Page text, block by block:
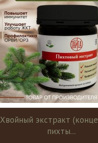
Хвойный экстракт
пихты...